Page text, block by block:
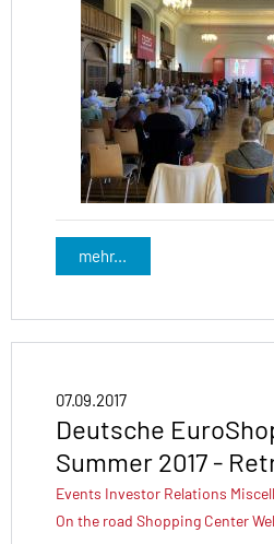
mehr...
07.09.2017
Deutsche
Summer 2017 -
Events Investor Relations
On the road Shopping Center